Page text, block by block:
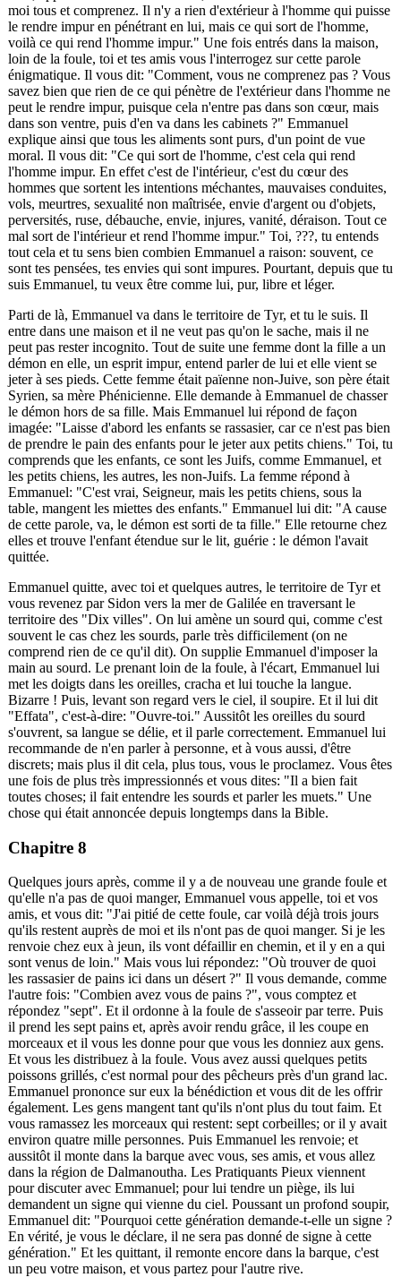
moi tous et comprenez. Il n'y a rien d'extérieur à l'homme qui puisse
le rendre impur en pénétrant en lui, mais ce qui sort de l'homme,
voilà ce qui rend l'homme impur." Une fois entrés dans la maison,
loin de la foule, toi et tes amis vous l'interrogez sur cette parole
énigmatique. Il vous dit: "Comment, vous ne comprenez pas ? Vous
savez bien que rien de ce qui pénètre de l'extérieur dans l'homme ne
peut le rendre impur, puisque cela n'entre pas dans son cœur, mais
dans son ventre, puis d'en va dans les cabinets ?" Emmanuel
explique ainsi que tous les aliments sont purs, d'un point de vue
moral. Il vous dit: "Ce qui sort de l'homme, c'est cela qui rend
l'homme impur. En effet c'est de l'intérieur, c'est du cœur des
hommes que sortent les intentions méchantes, mauvaises conduites,
vols, meurtres, sexualité non maîtrisée, envie d'argent ou d'objets,
perversités, ruse, débauche, envie, injures, vanité, déraison. Tout ce
mal sort de l'intérieur et rend l'homme impur." Toi, ???, tu entends
tout cela et tu sens bien combien Emmanuel a raison: souvent, ce
sont tes pensées, tes envies qui sont impures. Pourtant, depuis que tu
suis Emmanuel, tu veux être comme lui, pur, libre et léger.
Parti de là, Emmanuel va dans le territoire de Tyr, et tu le suis. Il
entre dans une maison et il ne veut pas qu'on le sache, mais il ne
peut pas rester incognito. Tout de suite une femme dont la fille a un
démon en elle, un esprit impur, entend parler de lui et elle vient se
jeter à ses pieds. Cette femme était païenne non-Juive, son père était
Syrien, sa mère Phénicienne. Elle demande à Emmanuel de chasser
le démon hors de sa fille. Mais Emmanuel lui répond de façon
imagée: "Laisse d'abord les enfants se rassasier, car ce n'est pas bien
de prendre le pain des enfants pour le jeter aux petits chiens." Toi, tu
comprends que les enfants, ce sont les Juifs, comme Emmanuel, et
les petits chiens, les autres, les non-Juifs. La femme répond à
Emmanuel: "C'est vrai, Seigneur, mais les petits chiens, sous la
table, mangent les miettes des enfants." Emmanuel lui dit: "A cause
de cette parole, va, le démon est sorti de ta fille." Elle retourne chez
elles et trouve l'enfant étendue sur le lit, guérie : le démon l'avait
quittée.
Emmanuel quitte, avec toi et quelques autres, le territoire de Tyr et
vous revenez par Sidon vers la mer de Galilée en traversant le
territoire des "Dix villes". On lui amène un sourd qui, comme c'est
souvent le cas chez les sourds, parle très difficilement (on ne
comprend rien de ce qu'il dit). On supplie Emmanuel d'imposer la
main au sourd. Le prenant loin de la foule, à l'écart, Emmanuel lui
met les doigts dans les oreilles, cracha et lui touche la langue.
Bizarre ! Puis, levant son regard vers le ciel, il soupire. Et il lui dit
"Effata", c'est-à-dire: "Ouvre-toi." Aussitôt les oreilles du sourd
s'ouvrent, sa langue se délie, et il parle correctement. Emmanuel lui
recommande de n'en parler à personne, et à vous aussi, d'être
discrets; mais plus il dit cela, plus tous, vous le proclamez. Vous êtes
une fois de plus très impressionnés et vous dites: "Il a bien fait
toutes choses; il fait entendre les sourds et parler les muets." Une
chose qui était annoncée depuis longtemps dans la Bible.
Chapitre 8
Quelques jours après, comme il y a de nouveau une grande foule et
qu'elle n'a pas de quoi manger, Emmanuel vous appelle, toi et vos
amis, et vous dit: "J'ai pitié de cette foule, car voilà déjà trois jours
qu'ils restent auprès de moi et ils n'ont pas de quoi manger. Si je les
renvoie chez eux à jeun, ils vont défaillir en chemin, et il y en a qui
sont venus de loin." Mais vous lui répondez: "Où trouver de quoi
les rassasier de pains ici dans un désert ?" Il vous demande, comme
l'autre fois: "Combien avez vous de pains ?", vous comptez et
répondez "sept". Et il ordonne à la foule de s'asseoir par terre. Puis
il prend les sept pains et, après avoir rendu grâce, il les coupe en
morceaux et il vous les donne pour que vous les donniez aux gens.
Et vous les distribuez à la foule. Vous avez aussi quelques petits
poissons grillés, c'est normal pour des pêcheurs près d'un grand lac.
Emmanuel prononce sur eux la bénédiction et vous dit de les offrir
également. Les gens mangent tant qu'ils n'ont plus du tout faim. Et
vous ramassez les morceaux qui restent: sept corbeilles; or il y avait
environ quatre mille personnes. Puis Emmanuel les renvoie; et
aussitôt il monte dans la barque avec vous, ses amis, et vous allez
dans la région de Dalmanoutha. Les Pratiquants Pieux viennent
pour discuter avec Emmanuel; pour lui tendre un piège, ils lui
demandent un signe qui vienne du ciel. Poussant un profond soupir,
Emmanuel dit: "Pourquoi cette génération demande-t-elle un signe ?
En vérité, je vous le déclare, il ne sera pas donné de signe à cette
génération." Et les quittant, il remonte encore dans la barque, c'est
un peu votre maison, et vous partez pour l'autre rive.